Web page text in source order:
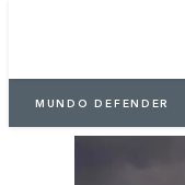
MUNDO DEFENDER